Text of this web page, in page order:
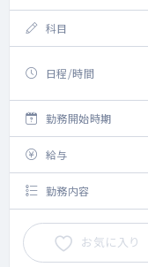
科目
日程/時間
勤務開始時期
給与
勤務内容
お気に入り